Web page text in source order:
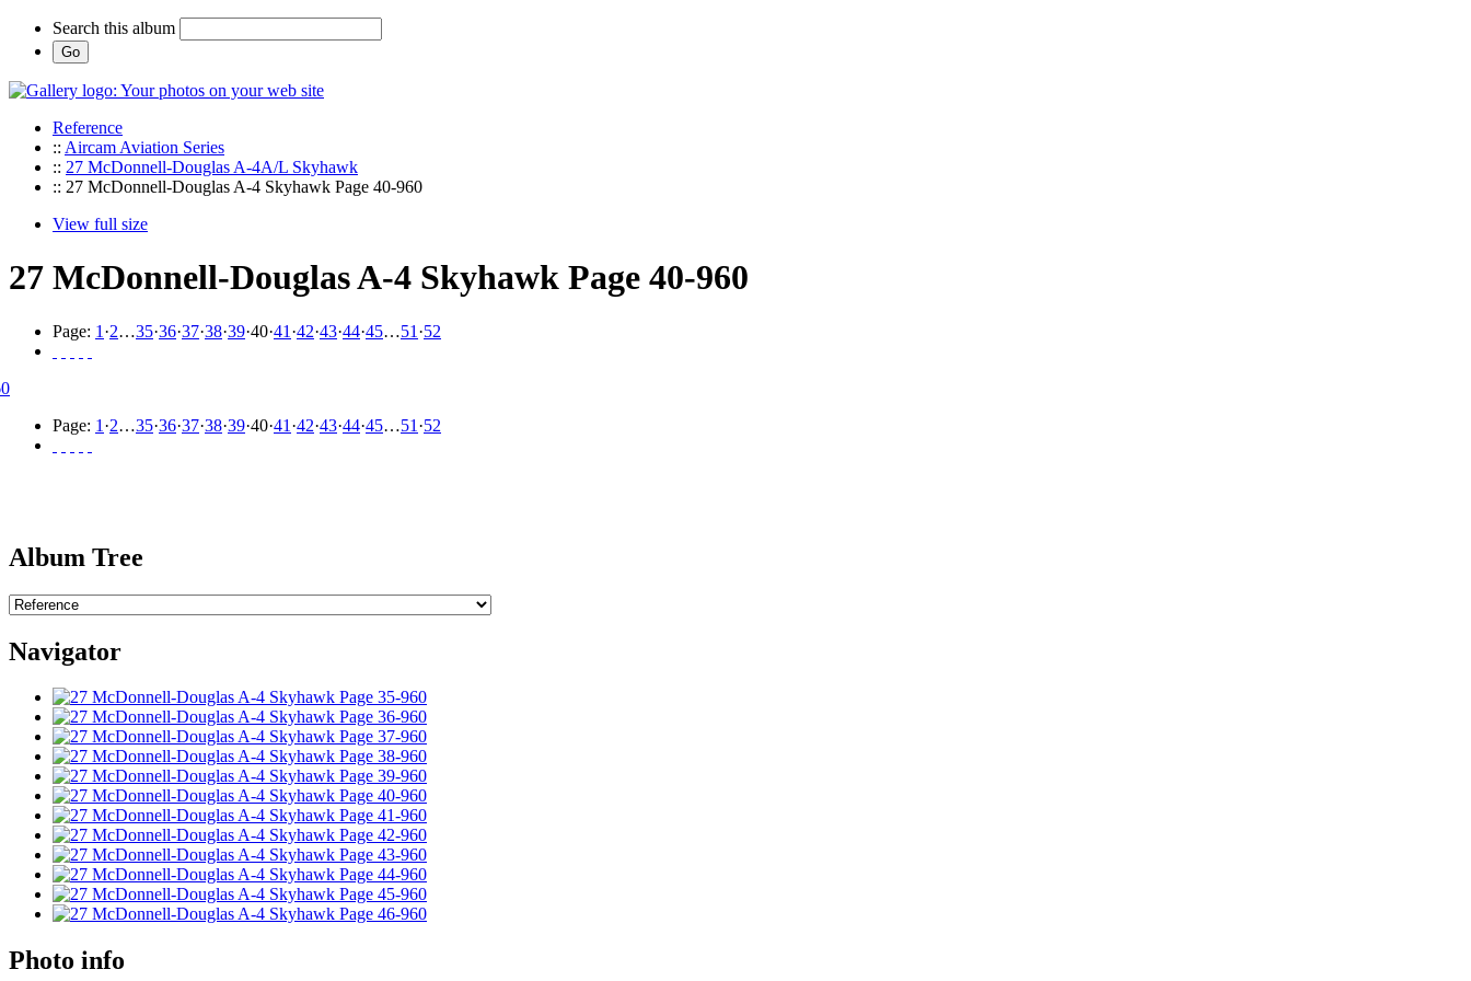
Search this album
Reference
:: Aircam Aviation Series
:: 27 McDonnell-Douglas A-4A/L Skyhawk
:: 27 McDonnell-Douglas A-4 Skyhawk Page 40-960
View full size
27 McDonnell-Douglas A-4 Skyhawk Page 40-960
Page: 1 ·2…35·36·37·38·39·40·41 ·42·43·44·45…51 ·52
Page: 1 ·2…35·36·37·38·39·40·41 ·42·43·44·45…51 ·52
Album Tree
Navigator
Photo info